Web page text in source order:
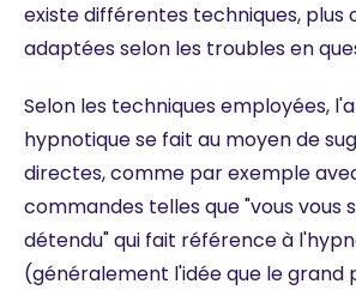
existe différentes techniques, plus
adaptées selon les troubles en
Selon les techniques employées,
hypnotique se fait au moyen de
directes, comme par exemple
commandes telles que "vous vous
détendu" qui fait référence à
(généralement l'idée que le grand